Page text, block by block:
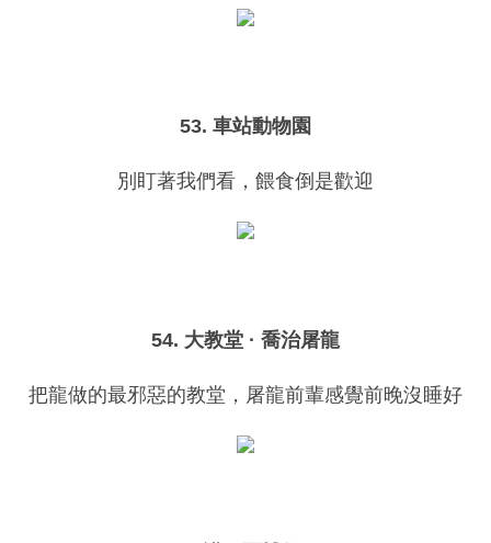
53. 車站動物園
別盯著我們看，餵食倒是歡迎
54. 大教堂 · 喬治屠龍
把龍做的最邪惡的教堂，屠龍前輩感覺前晚沒睡好